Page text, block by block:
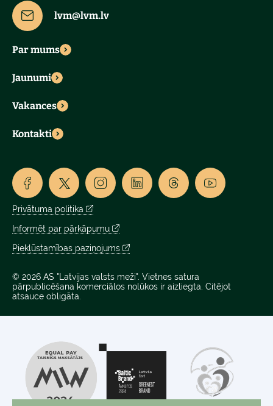
lvm@lvm.lv
Par mums
Jaunumi
Vakances
Kontakti
Privātuma politika
Informēt par pārkāpumu
Piekļūstamības paziņojums
© 2026 AS "Latvijas valsts meži". Vietnes satura
pārpublicēšana komerciālos nolūkos ir aizliegta. Citējot
atsauce obligāta.